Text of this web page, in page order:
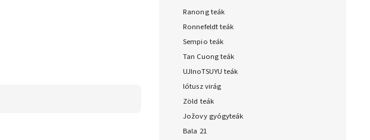
Ranong teák
Ronnefeldt teák
Sempio teák
Tan Cuong teák
UJInoTSUYU teák
lótusz virág
Zöld teák
Jožovy gyógyteák
Bala 21